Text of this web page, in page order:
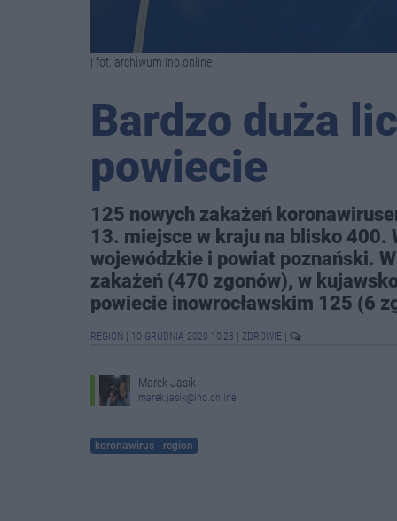
| fot. archiwum Ino.online
Bardzo duża
powiecie
125 nowych zakażeń
13. miejsce w kraju na blisko
wojewódzkie i powiat poznański.
zakażeń (470 zgonów), w
powiecie inowrocławskim 125 (6
REGION 10 GRUDNIA 2020 10:28 ZDROWIE
Marek Jasik
marek.jasik@ino.online
koronawirus - region